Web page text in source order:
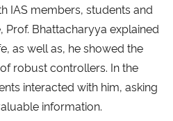
IAS members, students and
Prof. Bhattacharyya explained
as well as, he showed the
robust controllers. In the
interacted with him, asking
information.